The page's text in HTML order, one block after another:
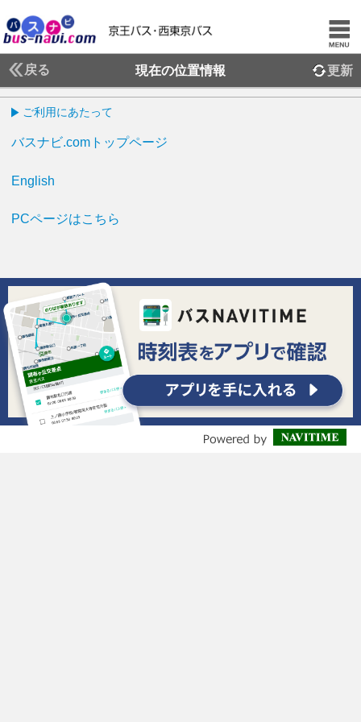
戻る 現在の位置情報 更新
ご利用にあたって
バスナビ.comトップページ
English
PCページはこちら